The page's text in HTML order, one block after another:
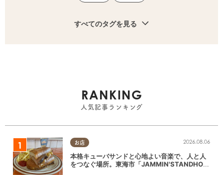
すべてのタグを見る
RANKING
人気記事ランキング
お店 2026.08.06
本格キューバサンドと心地よい音楽で、人と人
をつなぐ場所。東海市「JAMMIN'STANDHOU